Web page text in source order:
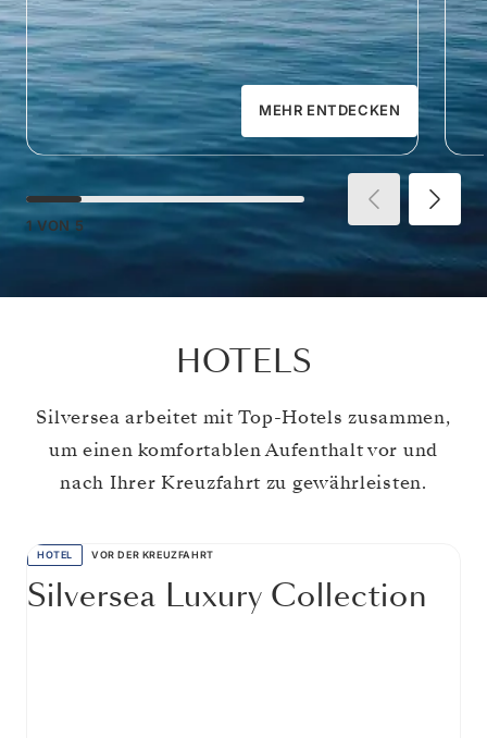
MEHR ENTDECKEN
1 VON 5
HOTELS
Silversea arbeitet mit Top-Hotels zusammen,
um einen komfortablen Aufenthalt vor und
nach Ihrer Kreuzfahrt zu gewährleisten.
HOTEL VOR DER KREUZFAHRT
Silversea Luxury Collection